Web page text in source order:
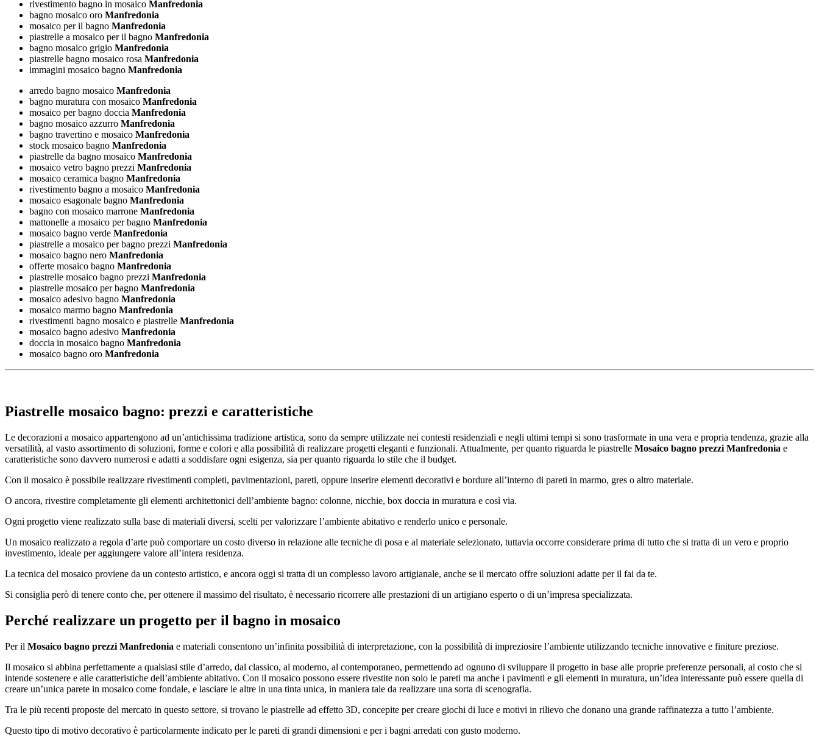
rivestimento bagno in mosaico Manfredonia
bagno mosaico oro Manfredonia
mosaico per il bagno Manfredonia
piastrelle a mosaico per il bagno Manfredonia
bagno mosaico grigio Manfredonia
piastrelle bagno mosaico rosa Manfredonia
immagini mosaico bagno Manfredonia
arredo bagno mosaico Manfredonia
bagno muratura con mosaico Manfredonia
mosaico per bagno doccia Manfredonia
bagno mosaico azzurro Manfredonia
bagno travertino e mosaico Manfredonia
stock mosaico bagno Manfredonia
piastrelle da bagno mosaico Manfredonia
mosaico vetro bagno prezzi Manfredonia
mosaico ceramica bagno Manfredonia
rivestimento bagno a mosaico Manfredonia
mosaico esagonale bagno Manfredonia
bagno con mosaico marrone Manfredonia
mattonelle a mosaico per bagno Manfredonia
mosaico bagno verde Manfredonia
piastrelle a mosaico per bagno prezzi Manfredonia
mosaico bagno nero Manfredonia
offerte mosaico bagno Manfredonia
piastrelle mosaico bagno prezzi Manfredonia
piastrelle mosaico per bagno Manfredonia
mosaico adesivo bagno Manfredonia
mosaico marmo bagno Manfredonia
rivestimenti bagno mosaico e piastrelle Manfredonia
mosaico bagno adesivo Manfredonia
doccia in mosaico bagno Manfredonia
mosaico bagno oro Manfredonia
Piastrelle mosaico bagno: prezzi e caratteristiche
Le decorazioni a mosaico appartengono ad un’antichissima tradizione artistica, sono da sempre utilizzate nei contesti residenziali e negli ultimi tempi si sono trasformate in una vera e propria tendenza, grazie alla
versatilità, al vasto assortimento di soluzioni, forme e colori e alla possibilità di realizzare progetti eleganti e funzionali. Attualmente, per quanto riguarda le piastrelle Mosaico bagno prezzi Manfredonia e
caratteristiche sono davvero numerosi e adatti a soddisfare ogni esigenza, sia per quanto riguarda lo stile che il budget.
Con il mosaico è possibile realizzare rivestimenti completi, pavimentazioni, pareti, oppure inserire elementi decorativi e bordure all’interno di pareti in marmo, gres o altro materiale.
O ancora, rivestire completamente gli elementi architettonici dell’ambiente bagno: colonne, nicchie, box doccia in muratura e così via.
Ogni progetto viene realizzato sulla base di materiali diversi, scelti per valorizzare l’ambiente abitativo e renderlo unico e personale.
Un mosaico realizzato a regola d’arte può comportare un costo diverso in relazione alle tecniche di posa e al materiale selezionato, tuttavia occorre considerare prima di tutto che si tratta di un vero e proprio
investimento, ideale per aggiungere valore all’intera residenza.
La tecnica del mosaico proviene da un contesto artistico, e ancora oggi si tratta di un complesso lavoro artigianale, anche se il mercato offre soluzioni adatte per il fai da te.
Si consiglia però di tenere conto che, per ottenere il massimo del risultato, è necessario ricorrere alle prestazioni di un artigiano esperto o di un’impresa specializzata.
Perché realizzare un progetto per il bagno in mosaico
Per il Mosaico bagno prezzi Manfredonia e materiali consentono un’infinita possibilità di interpretazione, con la possibilità di impreziosire l’ambiente utilizzando tecniche innovative e finiture preziose.
Il mosaico si abbina perfettamente a qualsiasi stile d’arredo, dal classico, al moderno, al contemporaneo, permettendo ad ognuno di sviluppare il progetto in base alle proprie preferenze personali, al costo che si
intende sostenere e alle caratteristiche dell’ambiente abitativo. Con il mosaico possono essere rivestite non solo le pareti ma anche i pavimenti e gli elementi in muratura, un’idea interessante può essere quella di
creare un’unica parete in mosaico come fondale, e lasciare le altre in una tinta unica, in maniera tale da realizzare una sorta di scenografia.
Tra le più recenti proposte del mercato in questo settore, si trovano le piastrelle ad effetto 3D, concepite per creare giochi di luce e motivi in rilievo che donano una grande raffinatezza a tutto l’ambiente.
Questo tipo di motivo decorativo è particolarmente indicato per le pareti di grandi dimensioni e per i bagni arredati con gusto moderno.